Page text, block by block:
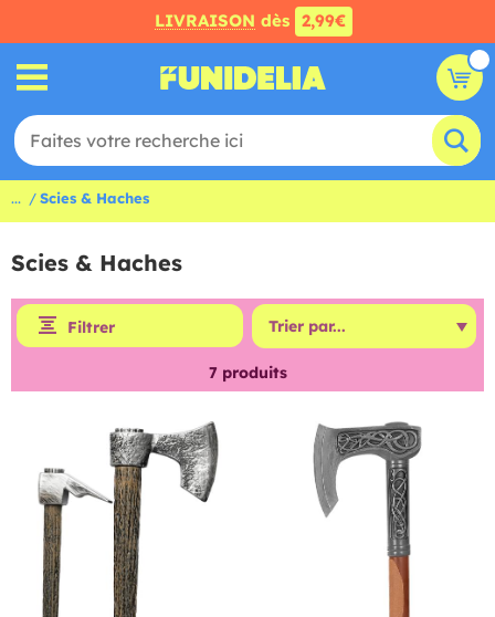
LIVRAISON dès 2,99€
... Scies & Haches
Scies & Haches
Filtrer
7 produits